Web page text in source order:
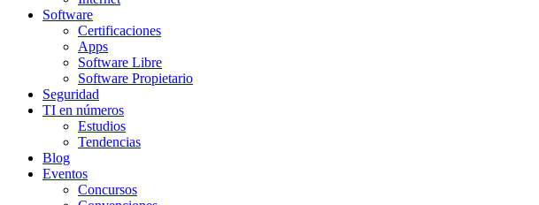
Software
Certificaciones
Apps
Software Libre
Software Propietario
Seguridad
TI en números
Estudios
Tendencias
Blog
Eventos
Concursos